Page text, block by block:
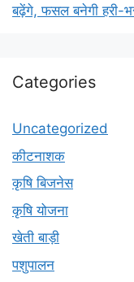
बढ़ेंगे, फसल बनेगी हरी-
Categories
Uncategorized
कीटनाशक
कृषि बिजनेस
कृषि योजना
खेती बाड़ी
पशुपालन